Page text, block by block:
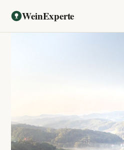
WeinExperte